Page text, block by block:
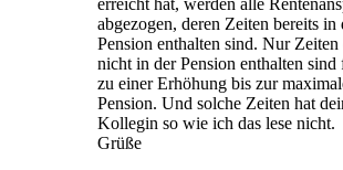
erreicht hat, werden alle
abgezogen, deren Zeiten bereits in
Pension enthalten sind. Nur Zeiten
nicht in der Pension enthalten sind
zu einer Erhöhung bis zur
Pension. Und solche Zeiten hat
Kollegin so wie ich das lese nicht.
Grüße